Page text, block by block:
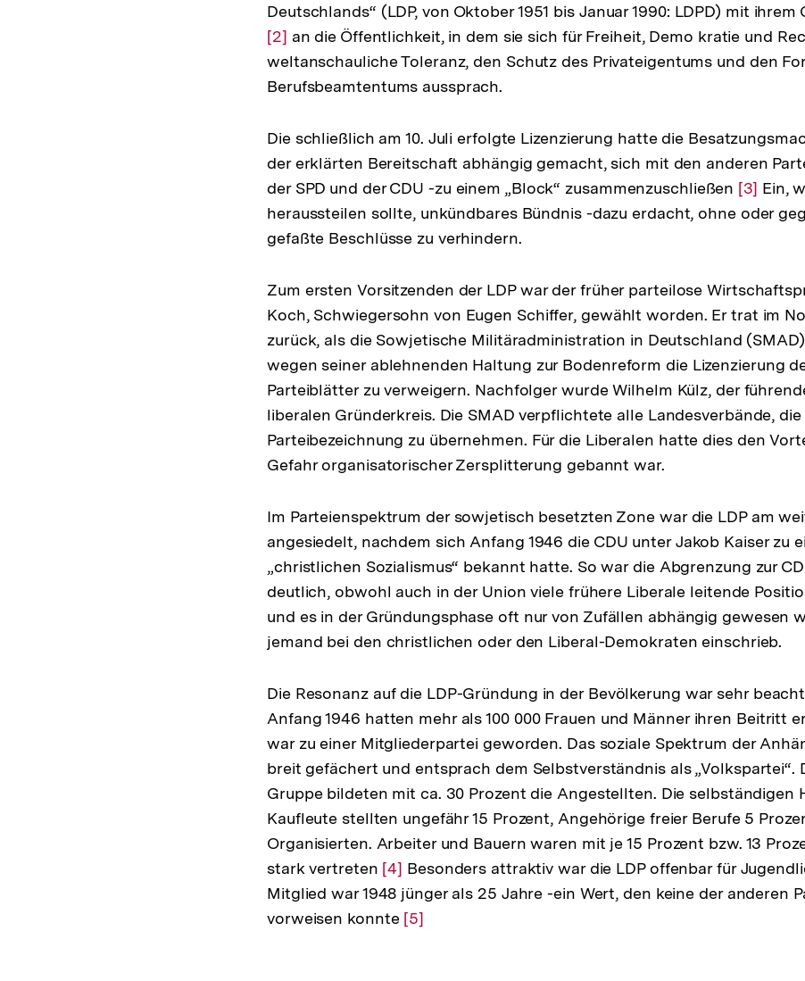
Auflösung
der
Fußnote
Deutschlands“ (LDP, von Oktober 1951 bis Januar 1990: LDPD) mit
[2] an die Öffentlichkeit, in dem sie sich für Freiheit, Demo­ kratie und
weltanschauliche Toleranz, den Schutz des Privateigentums und den
Berufsbeamtentums aussprach.
Die schließlich am 10. Juli erfolgte Lizenzierung hatte die
der erklärten Bereitschaft abhängig gemacht, sich mit den anderen
der SPD und der CDU -zu einem „Block“ zusammenzuschließen Zur
[3] Ein,
heraussteilen sollte, unkündbares Bündnis -dazu erdacht, ohne oder
gefaßte Beschlüsse zu verhindern.
Zum ersten Vorsitzenden der LDP war der früher parteilose
Koch, Schwiegersohn von Eugen Schiffer, gewählt worden. Er trat im
zurück, als die Sowjetische Militäradministration in Deutschland
wegen seiner ablehnenden Haltung zur Bodenreform die Lizenzierung
Parteiblätter zu verweigern. Nachfolger wurde Wilhelm Külz, der
liberalen Gründerkreis. Die SMAD verpflichtete alle Landesverbände,
Parteibezeichnung zu übernehmen. Für die Liberalen hatte dies den
Gefahr organisatorischer Zersplitterung gebannt war.
Im Parteienspektrum der sowjetisch besetzten Zone war die LDP am
angesiedelt, nachdem sich Anfang 1946 die CDU unter Jakob Kaiser zu
„christlichen Sozialismus“ bekannt hatte. So war die Abgrenzung zur
deutlich, obwohl auch in der Union viele frühere Liberale leitende
und es in der Gründungsphase oft nur von Zufällen abhängig gewesen
jemand bei den christlichen oder den Liberal-Demokraten einschrieb.
Die Resonanz auf die LDP-Gründung in der Bevölkerung war sehr
Anfang 1946 hatten mehr als 100 000 Frauen und Männer ihren Beitritt
war zu einer Mitgliederpartei geworden. Das soziale Spektrum der
breit gefächert und entsprach dem Selbstverständnis als „Volkspartei“.
Gruppe bildeten mit ca. 30 Prozent die Angestellten. Die selbständigen
Kaufleute stellten ungefähr 15 Prozent, Angehörige freier Berufe 5
Organisierten. Arbeiter und Bauern waren mit je 15 Prozent bzw. 13
stark vertreten Zur
Auflösung
der
[4] Besonders attraktiv war die LDP offenbar für
Mitglied war 1948 jünger als 25 Jahre -ein Wert, den keine der anderen
vorweisen konnte Zur
[5]